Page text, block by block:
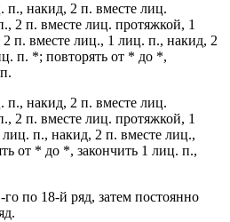
накид, 2 п. вместе лиц.
2 п. вместе лиц. протяжкой, 1
п. вместе лиц., 1 лиц. п., накид, 2
п. *; повторять от * до *,
накид, 2 п. вместе лиц.
2 п. вместе лиц. протяжкой, 1
п., накид, 2 п. вместе лиц.,
от * до *, закончить 1 лиц. п.,
по 18-й ряд, затем постоянно